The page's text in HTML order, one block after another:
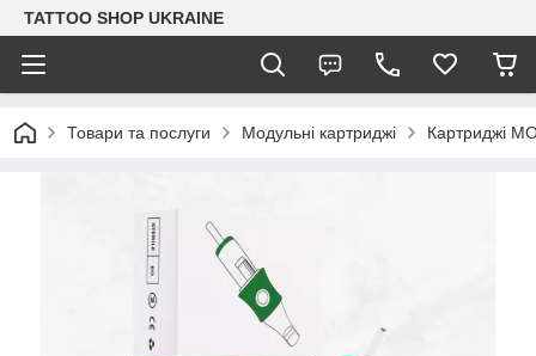
TATTOO SHOP UKRAINE
Товари та послуги Модульні картриджі Картриджі